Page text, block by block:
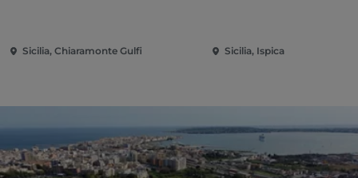
Sicilia, Chiaramonte Gulfi Sicilia, Ispica